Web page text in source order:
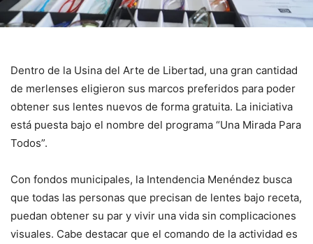
Dentro de la Usina del Arte de Libertad, una gran cantidad
de merlenses eligieron sus marcos preferidos para poder
obtener sus lentes nuevos de forma gratuita. La iniciativa
está puesta bajo el nombre del programa “Una Mirada Para
Todos”.
Con fondos municipales, la Intendencia Menéndez busca
que todas las personas que precisan de lentes bajo receta,
puedan obtener su par y vivir una vida sin complicaciones
visuales. Cabe destacar que el comando de la actividad es